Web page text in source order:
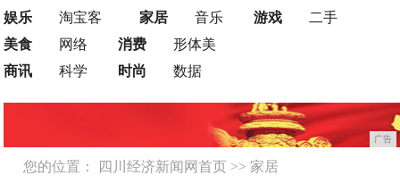
娱乐
淘宝客
家居
音乐
游戏
二手
美食
网络
商讯
科学
消费
形体美
时尚
数据
广告
您的位置： 四川经济新闻网首页 >> 家居